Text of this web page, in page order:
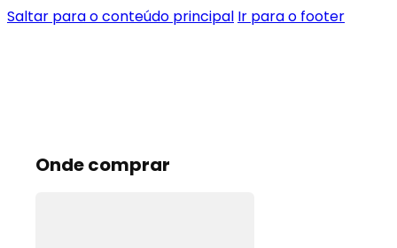
Saltar para o conteúdo principal Ir para o footer
Onde comprar